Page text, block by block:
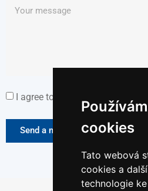
cookies
Tato webová
cookies a
technologie
I agree to the Personal Data
Send a message